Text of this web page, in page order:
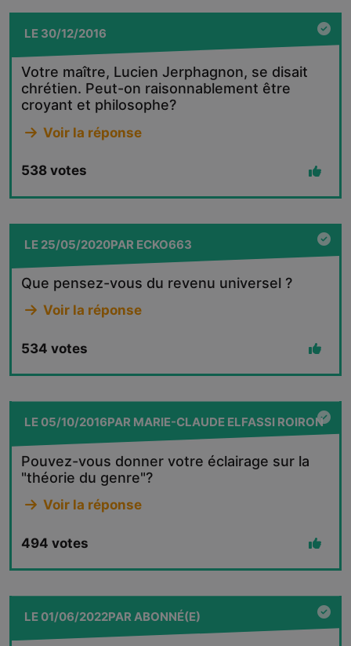
LE 30/12/2016
Votre maître, Lucien Jerphagnon, se disait
chrétien. Peut-on raisonnablement être
croyant et philosophe?
Voir la réponse
538 votes
LE 25/05/2020PAR ECKO663
Que pensez-vous du revenu universel ?
Voir la réponse
534 votes
LE05/10/2016PAR MARIE-CLAUDE ELFASSI ROIRON
Pouvez-vous donner votre éclairage sur la
"théorie du genre"?
Voir la réponse
494 votes
LE01/06/2022PARABONNÉ(E)